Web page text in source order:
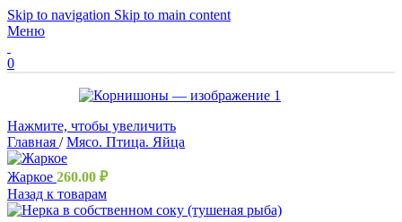
Skip to navigation Skip to main content
Меню
0
Нажмите, чтобы увеличить
Главная / Мясо. Птица. Яйца
Жаркое 260.00 ₽
Назад к товарам